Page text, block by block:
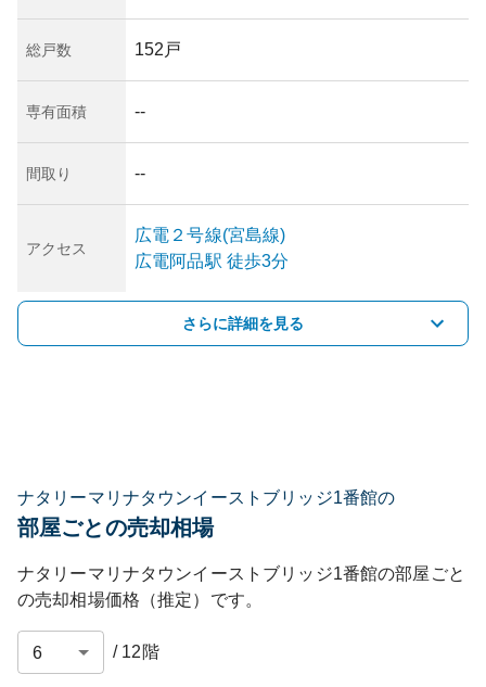
総戸数 152戸
専有面積 --
間取り --
アクセス
広電２号線(宮島線)
広電阿品駅 徒歩3分
さらに詳細を見る
ナタリーマリナタウンイーストブリッジ1番館の
部屋ごとの売却相場
ナタリーマリナタウンイーストブリッジ1番館の部屋ごと
の売却相場価格（推定）です。
/ 12 階